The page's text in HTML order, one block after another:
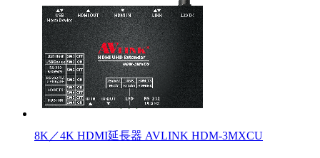
8K／4K HDMI延長器 AVLINK HDM-3MXCU